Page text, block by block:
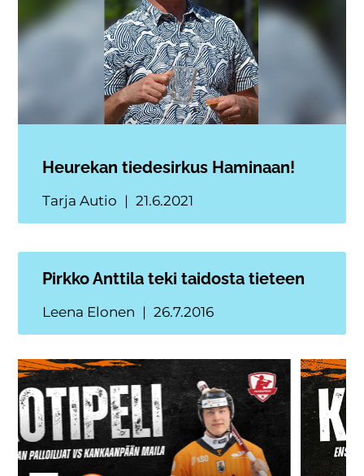
Heurekan tiedesirkus Haminaan!
Tarja Autio 21.6.2021
Pirkko Anttila teki taidosta tieteen
Leena Elonen 26.7.2016